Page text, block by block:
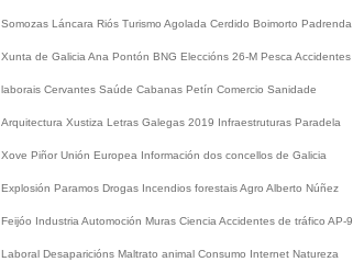
Somozas Láncara Riós Turismo Agolada Cerdido Boimorto Padrenda
Xunta de Galicia Ana Pontón BNG Eleccións 26-M Pesca Accidentes
laborais Cervantes Saúde Cabanas Petín Comercio Sanidade
Arquitectura Xustiza Letras Galegas 2019 Infraestruturas Paradela
Xove Piñor Unión Europea Información dos concellos de Galicia
Explosión Paramos Drogas Incendios forestaisAgro Alberto Núñez
Feijóo Industria Automoción Muras Ciencia Accidentes de tráfico AP-9
Laboral Desaparicións Maltrato animal Consumo Internet Natureza